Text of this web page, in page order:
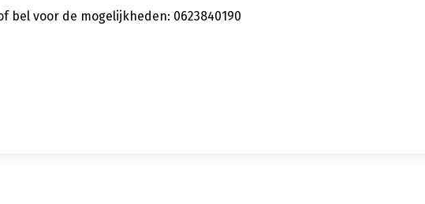
bel voor de mogelijkheden: 0623840190